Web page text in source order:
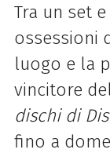
Tra un set
ossessioni
luogo e la
vincitore
dischi di
fino a